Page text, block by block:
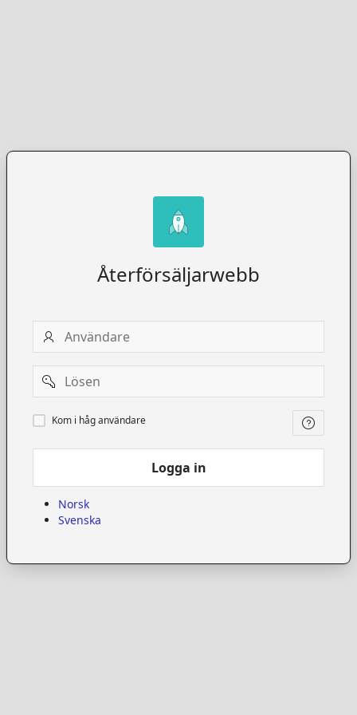
Återförsäljarwebb
Användare
Password
Kom
i
Kom i håg användare
Logga in
Norsk
Svenska